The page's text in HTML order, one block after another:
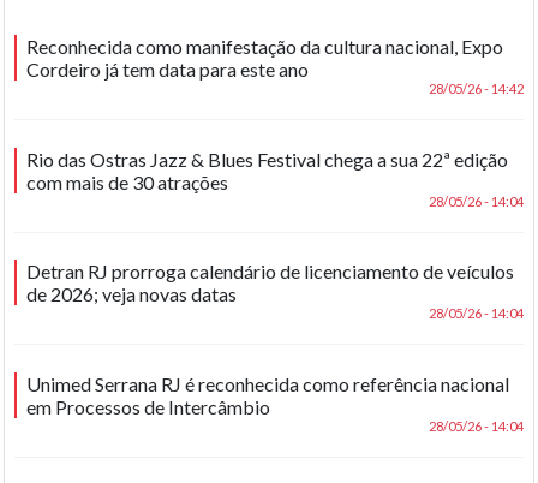
Reconhecida como manifestação da cultura nacional, Expo
Cordeiro já tem data para este ano
28/05/26 - 14:42
Rio das Ostras Jazz & Blues Festival chega a sua 22ª edição
com mais de 30 atrações
28/05/26 - 14:04
Detran RJ prorroga calendário de licenciamento de veículos
de 2026; veja novas datas
28/05/26 - 14:04
Unimed Serrana RJ é reconhecida como referência nacional
em Processos de Intercâmbio
28/05/26 - 14:04